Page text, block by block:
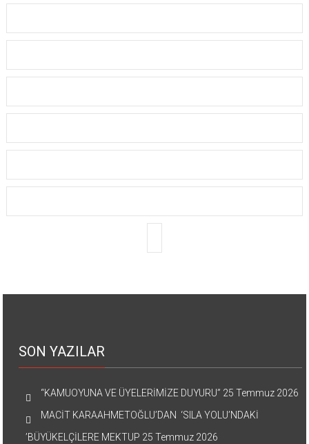
SON YAZILAR
“KAMUOYUNA VE ÜYELERİMİZE DUYURU” 25 Temmuz 2026
MACİT KARAAHMETOĞLU’DAN ‘SILA YOLU’NDAKİ
’BÜYÜKELÇİLERE MEKTUP 25 Temmuz 2026